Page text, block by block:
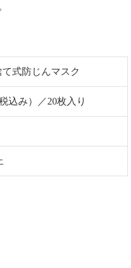
式防じんマスク
込み）／20枚入り